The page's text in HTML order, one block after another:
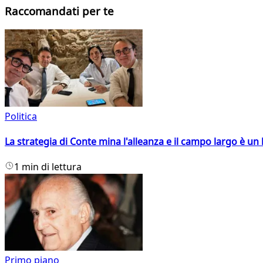
Raccomandati per te
Politica
La strategia di Conte mina l'alleanza e il campo largo è
1 min di lettura
Primo piano